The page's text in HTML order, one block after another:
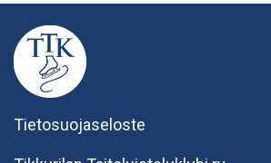
Tietosuojaseloste